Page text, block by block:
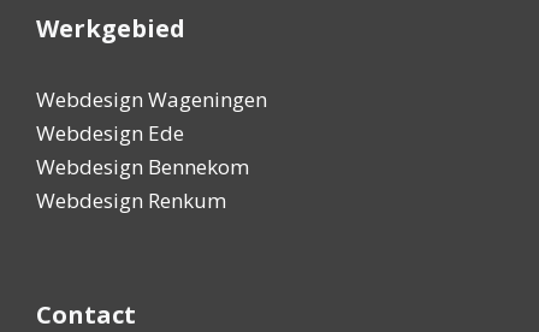
Werkgebied
Webdesign Wageningen
Webdesign Ede
Webdesign Bennekom
Webdesign Renkum
Contact